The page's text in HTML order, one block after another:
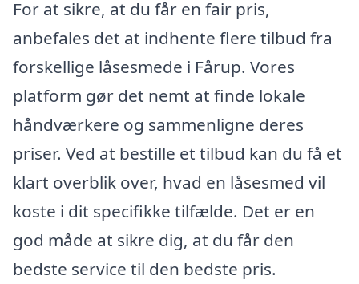
For at sikre, at du får en fair pris,
anbefales det at indhente flere tilbud fra
forskellige låsesmede i Fårup. Vores
platform gør det nemt at finde lokale
håndværkere og sammenligne deres
priser. Ved at bestille et tilbud kan du få et
klart overblik over, hvad en låsesmed vil
koste i dit specifikke tilfælde. Det er en
god måde at sikre dig, at du får den
bedste service til den bedste pris.